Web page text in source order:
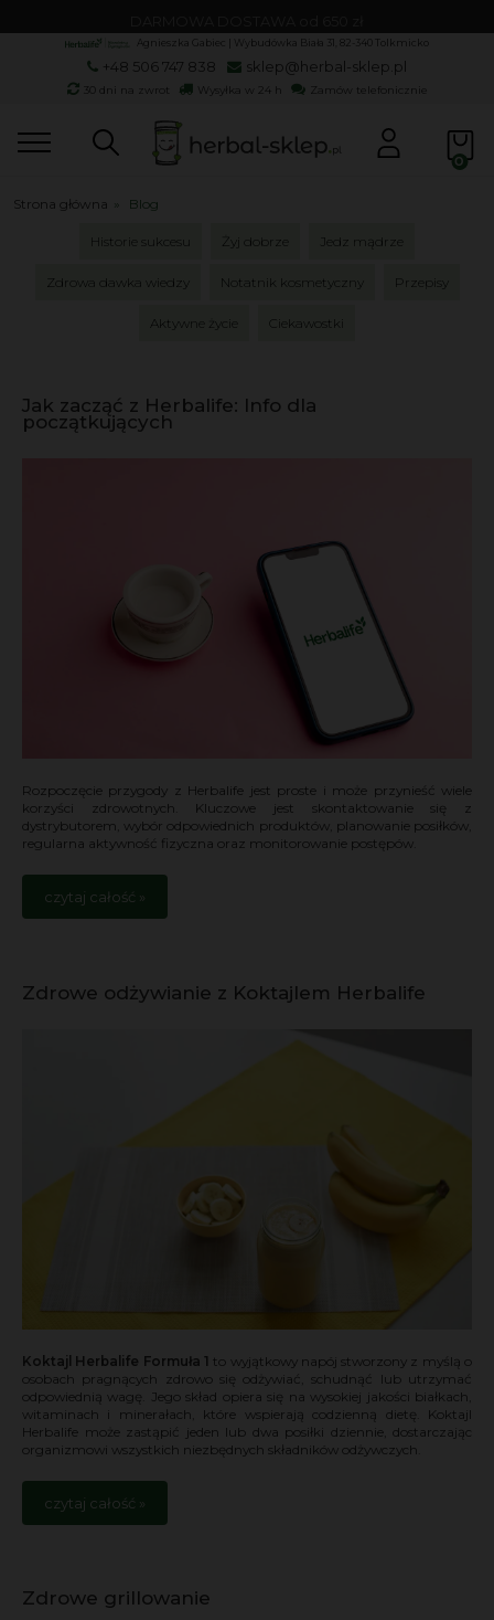
Agnieszka Gabiec | Wybudówka Biała 31, 82-340 Tolkmicko
+48 506 747 838 sklep@herbal-sklep.pl
30 dni na zwrot Wysyłka w 24 h Zamów telefonicznie
Strona główna Blog
Historie sukcesu Żyj dobrze Jedz mądrze
Zdrowa dawka wiedzy Notatnik kosmetyczny Przepisy
Aktywne życie Ciekawostki
Jak zacząć z Herbalife: Info dla
początkujących
Rozpoczęcie przygody z Herbalife jest proste i może przynieść wiele
korzyści zdrowotnych. Kluczowe jest skontaktowanie się z
dystrybutorem, wybór odpowiednich produktów, planowanie posiłków,
regularna aktywność fizyczna oraz monitorowanie postępów.
czytaj całość »
Zdrowe odżywianie z Koktajlem Herbalife
Koktajl Herbalife Formuła 1 to wyjątkowy napój stworzony z myślą o
osobach pragnących zdrowo się odżywiać, schudnąć lub utrzymać
odpowiednią wagę. Jego skład opiera się na wysokiej jakości białkach,
witaminach i minerałach, które wspierają codzienną dietę. Koktajl
Herbalife może zastąpić jeden lub dwa posiłki dziennie, dostarczając
organizmowi wszystkich niezbędnych składników odżywczych.
czytaj całość »
Zdrowe grillowanie